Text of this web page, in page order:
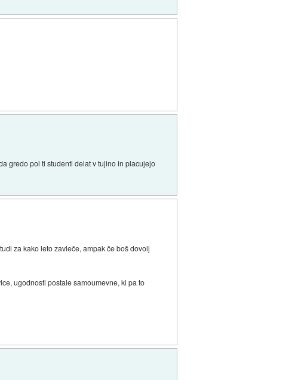
gredo pol ti studenti delat v tujino in placujejo
za kako leto zavleče, ampak če boš dovolj
ugodnosti postale samoumevne, ki pa to